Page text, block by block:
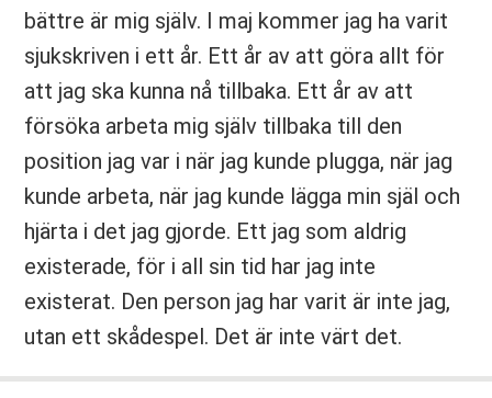
bättre är mig själv. I maj kommer jag ha varit
sjukskriven i ett år. Ett år av att göra allt för
att jag ska kunna nå tillbaka. Ett år av att
försöka arbeta mig själv tillbaka till den
position jag var i när jag kunde plugga, när jag
kunde arbeta, när jag kunde lägga min själ och
hjärta i det jag gjorde. Ett jag som aldrig
existerade, för i all sin tid har jag inte
existerat. Den person jag har varit är inte jag,
utan ett skådespel. Det är inte värt det.